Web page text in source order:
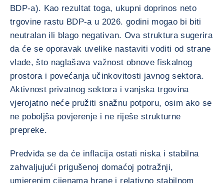
BDP-a). Kao rezultat toga, ukupni doprinos neto
trgovine rastu BDP-a u 2026. godini mogao bi biti
neutralan ili blago negativan. Ova struktura sugerira
da će se oporavak uvelike nastaviti voditi od strane
vlade, što naglašava važnost obnove fiskalnog
prostora i povećanja učinkovitosti javnog sektora.
Aktivnost privatnog sektora i vanjska trgovina
vjerojatno neće pružiti snažnu potporu, osim ako se
ne poboljša povjerenje i ne riješe strukturne
prepreke.
Predviđa se da će inflacija ostati niska i stabilna
zahvaljujući prigušenoj domaćoj potražnji,
umjerenim cijenama hrane i relativno stabilnom